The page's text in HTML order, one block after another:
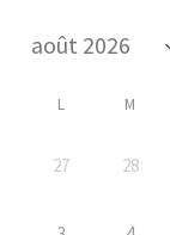
L M
27 28